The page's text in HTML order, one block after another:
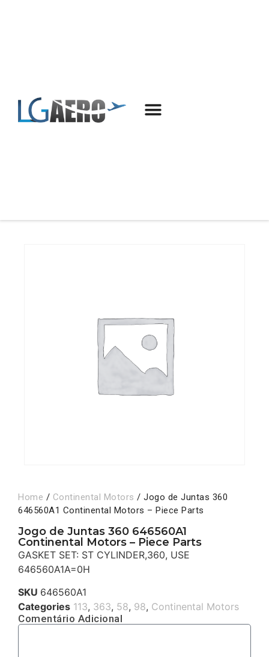
Home / Continental Motors / Jogo de Juntas 360
646560A1 Continental Motors – Piece Parts
Jogo de Juntas 360 646560A1
Continental Motors – Piece Parts
GASKET SET: ST CYLINDER,360, USE
646560A1A=0H
SKU 646560A1
Categories 113, 363, 58, 98, Continental Motors
Comentário Adicional